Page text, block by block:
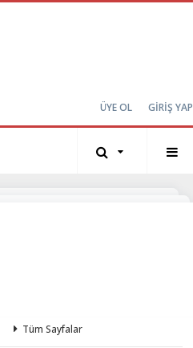
ÜYE OL GİRİŞ YAP
Tüm Sayfalar